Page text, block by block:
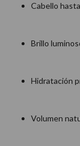
Cabello
Brillo
Hidratación
Volumen